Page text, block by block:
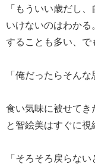
「もういい歳だし
いけないのはわか
することも多い、で
「俺だったらそん
食い気味に被せて
と智絵美はすぐに視
「そろそろ戻らない